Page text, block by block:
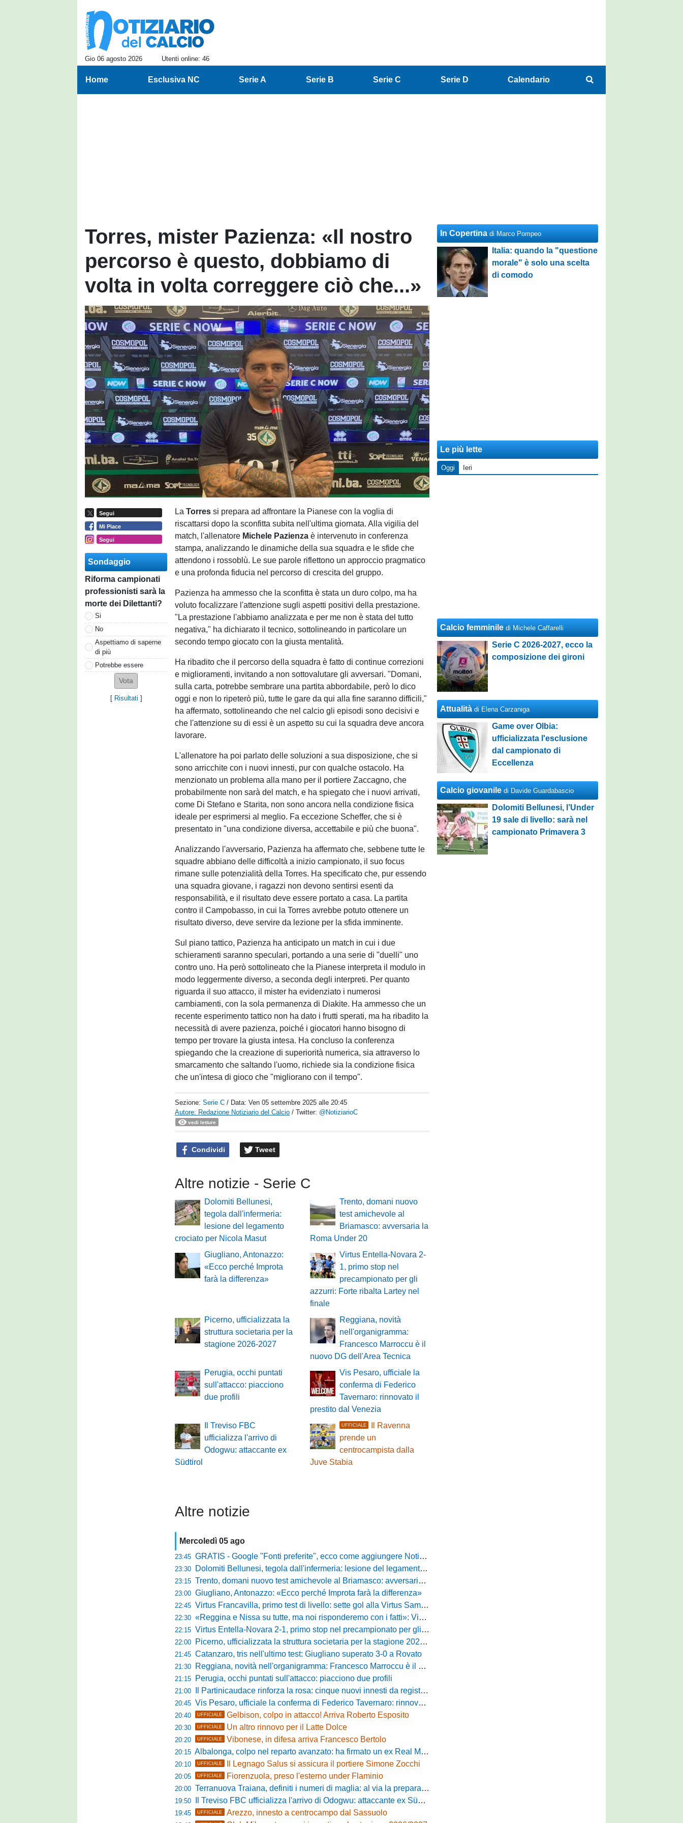
Gio 06 agosto 2026 Utenti online: 46
Home Esclusiva NC Serie A Serie B Serie C Serie D Calendario
Torres, mister Pazienza: «Il nostro
percorso è questo, dobbiamo di
volta in volta correggere ciò che...»
Segui
Mi Piace
Segui
Sondaggio
Riforma campionati
professionisti sarà la
morte dei Dilettanti?
Si
No
Aspettiamo di saperne
di più
Potrebbe essere
[ Risultati ]
LaTorressi prepara ad affrontare la Pianese con la voglia di
riscattarsi dopo la sconfitta subita nell'ultima giornata. Alla vigilia del
match, l'allenatore Michele Pazienza è intervenuto in conferenza
stampa, analizzando le dinamiche della sua squadra e le sfide che
attendono i rossoblù. Le sue parole riflettono un approccio pragmatico
e una profonda fiducia nel percorso di crescita del gruppo.
Pazienza ha ammesso che la sconfitta è stata un duro colpo, ma ha
voluto focalizzare l'attenzione sugli aspetti positivi della prestazione.
"La prestazione l'abbiamo analizzata e per me non è stata del tutto
negativa," ha dichiarato il tecnico, sottolineando in particolare un
secondo tempo giocato con la giusta mentalità.
Ha ribadito che il percorso della squadra è fatto di continue correzioni
e miglioramenti, invitando a non sottovalutare gli avversari. "Domani,
sulla carta, potrebbe sembrare una partita abbordabile, però lo dico
oggi e non lo ripeterò più, tutte le gare da qui alla fine saranno difficili,"
ha affermato, sottolineando che nel calcio gli episodi sono decisivi e
che l'attenzione su di essi è un aspetto su cui la squadra deve ancora
lavorare.
L'allenatore ha poi parlato delle soluzioni a sua disposizione, che si
sono arricchite con i nuovi innesti, pur con qualche ostacolo. Ha
menzionato un problema alla mano per il portiere Zaccagno, che
probabilmente non sarà del match, e ha spiegato che i nuovi arrivati,
come Di Stefano e Starita, non sono ancora nella condizione fisica
ideale per esprimersi al meglio. Fa eccezione Scheffer, che si è
presentato in "una condizione diversa, accettabile e più che buona".
Analizzando l'avversario, Pazienza ha affermato che, sebbene tutte le
squadre abbiano delle difficoltà a inizio campionato, il suo focus
rimane sulle potenzialità della Torres. Ha specificato che, pur essendo
una squadra giovane, i ragazzi non devono sentirsi esenti da
responsabilità, e il risultato deve essere portato a casa. La partita
contro il Campobasso, in cui la Torres avrebbe potuto ottenere un
risultato diverso, deve servire da lezione per la sfida imminente.
Sul piano tattico, Pazienza ha anticipato un match in cui i due
schieramenti saranno speculari, portando a una serie di "duelli" uno
contro uno. Ha però sottolineato che la Pianese interpreta il modulo in
modo leggermente diverso, a seconda degli interpreti. Per quanto
riguarda il suo attacco, il mister ha evidenziato i numerosi
cambiamenti, con la sola permanenza di Diakite. Ha ammesso che un
recente esperimento tattico non ha dato i frutti sperati, ma ha ribadito la
necessità di avere pazienza, poiché i giocatori hanno bisogno di
tempo per trovare la giusta intesa. Ha concluso la conferenza
spiegando che la creazione di superiorità numerica, sia attraverso lo
smarcamento che saltando l'uomo, richiede sia la condizione fisica
che un'intesa di gioco che "migliorano con il tempo".
Sezione:Serie C / Data:Ven 05 settembre 2025 alle 20:45
Autore: Redazione Notiziario del Calcio / Twitter: @NotiziarioC
vedi letture
Condividi Tweet
Altre notizie - Serie C
Dolomiti Bellunesi,
tegola dall'infermeria:
lesione del legamento
crociato per Nicola Masut
Trento, domani nuovo
test amichevole al
Briamasco: avversaria la
Roma Under 20
Giugliano, Antonazzo:
«Ecco perché Improta
farà la differenza»
Virtus Entella-Novara 2-
1, primo stop nel
precampionato per gli
azzurri: Forte ribalta Lartey nel
finale
Picerno, ufficializzata la
struttura societaria per la
stagione 2026-2027
Reggiana, novità
nell'organigramma:
Francesco Marroccu è il
nuovo DG dell'Area Tecnica
Perugia, occhi puntati
sull'attacco: piacciono
due profili
Vis Pesaro, ufficiale la
conferma di Federico
Tavernaro: rinnovato il
prestito dal Venezia
Il Treviso FBC
ufficializza l'arrivo di
Odogwu: attaccante ex
Südtirol
UFFICIALE
Il Ravenna
prende un
centrocampista dalla
Juve Stabia
Altre notizie
Mercoledì 05 ago
23:45 GRATIS - Google "Fonti preferite", ecco come aggiungere NotiziarioCalcio alle tue notizie
23:30 Dolomiti Bellunesi, tegola dall'infermeria: lesione del legamento crociato per Nicola Masut
23:15 Trento, domani nuovo test amichevole al Briamasco: avversaria la Roma Under 20
23:00 Giugliano, Antonazzo: «Ecco perché Improta farà la differenza»
22:45 Virtus Francavilla, primo test di livello: sette gol alla Virtus Sammarco e colpo in difesa
22:30 «Reggina e Nissa su tutte, ma noi risponderemo con i fatti»: Vibonese, parla il ds Maglia
22:15 Virtus Entella-Novara 2-1, primo stop nel precampionato per gli azzurri: Forte ribalta Lartey nel finale
22:00 Picerno, ufficializzata la struttura societaria per la stagione 2026-2027
21:45 Catanzaro, tris nell'ultimo test: Giugliano superato 3-0 a Rovato
21:30 Reggiana, novità nell'organigramma: Francesco Marroccu è il nuovo DG dell'Area Tecnica
21:15 Perugia, occhi puntati sull'attacco: piacciono due profili
21:00 Il Partinicaudace rinforza la rosa: cinque nuovi innesti da registrare
20:45 Vis Pesaro, ufficiale la conferma di Federico Tavernaro: rinnovato il prestito dal Venezia
20:40 UFFICIALE Gelbison, colpo in attacco! Arriva Roberto Esposito
20:30 UFFICIALE Un altro rinnovo per il Latte Dolce
20:20 UFFICIALE Vibonese, in difesa arriva Francesco Bertolo
20:15 Albalonga, colpo nel reparto avanzato: ha firmato un ex Real Monterotondo
20:10 UFFICIALE Il Legnago Salus si assicura il portiere Simone Zocchi
20:05 UFFICIALE Fiorenzuola, preso l'esterno under Flaminio
20:00 Terranuova Traiana, definiti i numeri di maglia: al via la preparazione e la sfida con il Grosseto
19:50 Il Treviso FBC ufficializza l'arrivo di Odogwu: attaccante ex Südtirol
19:45 UFFICIALE Arezzo, innesto a centrocampo dal Sassuolo
In Copertina di Marco Pompeo
Italia: quando la "questione
morale" è solo una scelta
di comodo
Le più lette
Oggi Ieri
Calcio femminile di Michele Caffarelli
Serie C 2026-2027, ecco la
composizione dei gironi
Attualità di Elena Carzaniga
Game over Olbia:
ufficializzata l'esclusione
dal campionato di
Eccellenza
Calcio giovanile di Davide Guardabascio
Dolomiti Bellunesi, l’Under
19 sale di livello: sarà nel
campionato Primavera 3